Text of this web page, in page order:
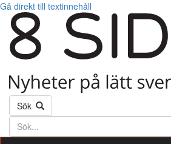
Gå direkt till textinnehåll
Sök
Söktext